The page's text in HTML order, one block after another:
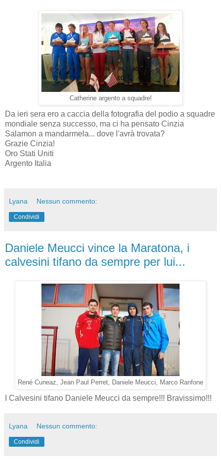
Catherine argento a squadre!
Da ieri sera ero a caccia della fotografia del podio a squadre
mondiale senza successo, ma ci ha pensato Cinzia
Salamon a mandarmela... dove l'avrà trovata?
Grazie Cinzia!
Oro Stati Uniti
Argento Italia
Lyana Nessun commento:
Condividi
Daniele Meucci vince la Maratona, i
calvesini tifano da sempre per lui...
René Cuneaz, Jean Paul Perret, Daniele Meucci, Marco Ranfone
I Calvesini tifano Daniele Meucci da sempre!!! Bravissimo!!!
Lyana Nessun commento:
Condividi